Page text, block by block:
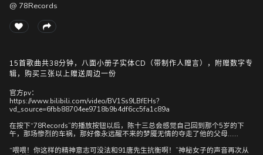
听
听
@ 78Records
15首歌曲共38分钟，八面小册子实体CD（带制作人赠言），附赠数字专
辑，购买三张以上赠送周边一份
官方pv：
https://www.bilibili.com/video/BV1Ss9LBfEHs?
vd_source=6fbb88704ee9718b9b4df6cc5fa1c89a
在按下“78Records”的播放按钮以后，陈十三总会感觉自己回到那个5岁的下
午，那场惨烈的车祸，那好像永远醒不来的梦魇无情的夺走了他的父母……
“喂喂！你这样的精神意志可没法和91唐先生抗衡啊！”神秘女子的声音再次从